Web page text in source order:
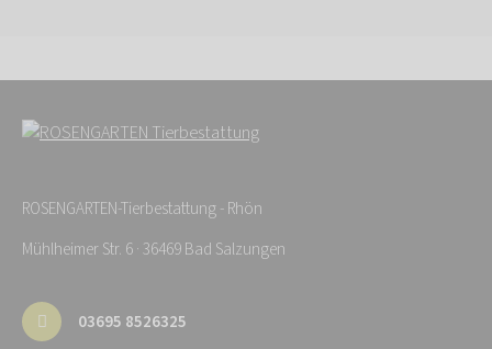
ROSENGARTEN-Tierbestattung - Rhön
Mühlheimer Str. 6 · 36469 Bad Salzungen
03695 8526325